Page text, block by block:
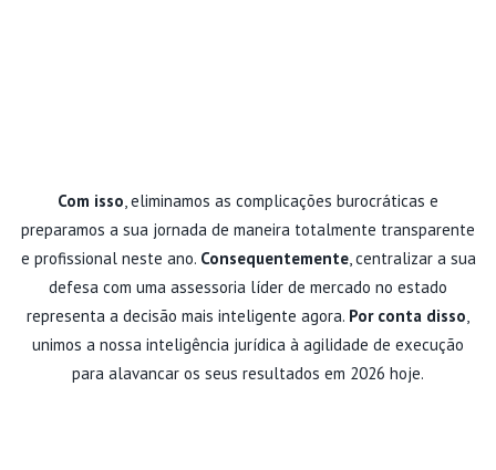
Com isso , eliminamos as complicações burocráticas e
preparamos a sua jornada de maneira totalmente transparente
e profissional neste ano. Consequentemente, centralizar a sua
defesa com uma assessoria líder de mercado no estado
representa a decisão mais inteligente agora. Por conta disso
unimos a nossa inteligência jurídica à agilidade de execução
para alavancar os seus resultados em 2026 hoje.